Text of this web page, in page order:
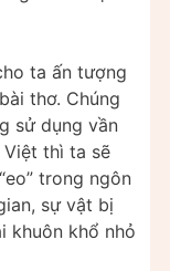
ta ấn tượng
thơ. Chúng
sử dụng vần
Việt thì ta sẽ
trong ngôn
sự vật bị
khuôn khổ nhỏ